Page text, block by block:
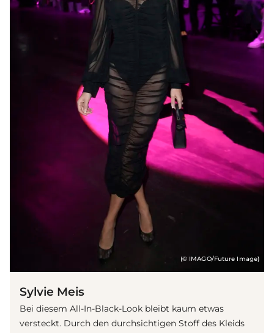
(© IMAGO/Future Image)
Sylvie Meis
Bei diesem All-In-Black-Look bleibt kaum etwas
versteckt. Durch den durchsichtigen Stoff des Kleids